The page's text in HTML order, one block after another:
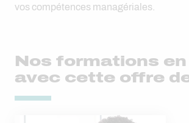
vos compétences managériales.
Nos formations en
avec cette offre